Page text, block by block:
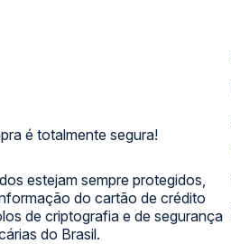
é totalmente segura!
estejam sempre protegidos,
do cartão de crédito
de criptografia e de segurança
do Brasil.